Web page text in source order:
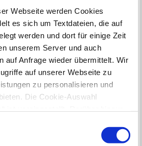
Webseite werden Cookies
es sich um Textdateien, die auf
werden und dort für einige Zeit
unserem Server und auch
auf Anfrage wieder übermittelt. Wir
auf unserer Webseite zu
zu personalisieren und
Die Cookie-Auswahl
unzureichendem
Stadtverwaltung
Vaterschaft, Sorge